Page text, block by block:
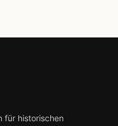
für historischen